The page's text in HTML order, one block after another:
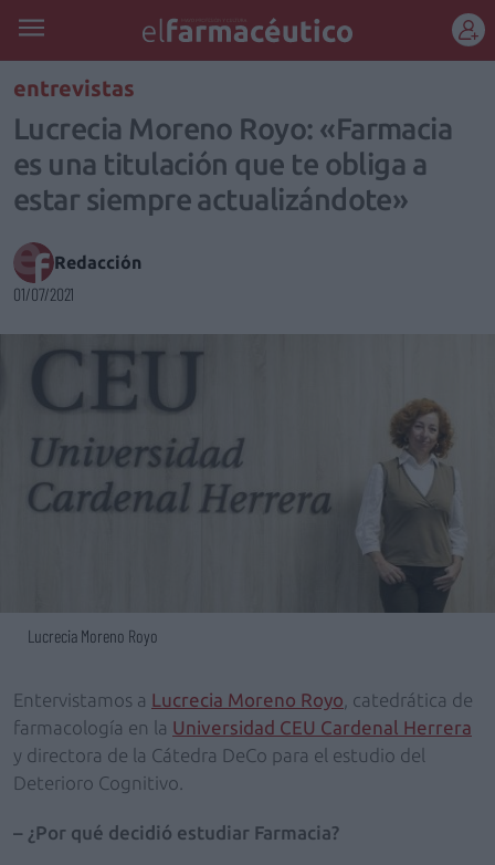
entrevistas
Lucrecia Moreno Royo: «Farmacia
es una titulación que te obliga a
estar siempre actualizándote»
Redacción
01/07/2021
Lucrecia Moreno Royo
Entervistamos a Lucrecia Moreno Royo , catedrática de
farmacología en la Universidad CEU Cardenal Herrera
y directora de la Cátedra DeCo para el estudio del
Deterioro Cognitivo.
– ¿Por qué decidió estudiar Farmacia?